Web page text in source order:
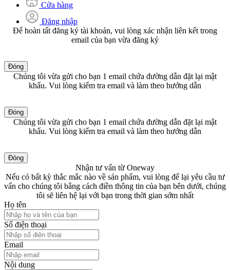
Cửa hàng
Đăng nhập
Để hoàn tất đăng ký tài khoản, vui lòng xác nhận liên kết trong
email của bạn vừa đăng ký
Đóng
Chúng tôi vừa gửi cho bạn 1 email chứa đường dẫn đặt lại mật
khẩu. Vui lòng kiểm tra email và làm theo hướng dẫn
Đóng
Chúng tôi vừa gửi cho bạn 1 email chứa đường dẫn đặt lại mật
khẩu. Vui lòng kiểm tra email và làm theo hướng dẫn
Đóng
Nhận tư vấn từ Oneway
Nếu có bất kỳ thắc mắc nào về sản phẩm, vui lòng để lại yêu cầu tư
vấn cho chúng tôi bằng cách điền thông tin của bạn bên dưới, chúng
tôi sẽ liên hệ lại với bạn trong thời gian sớm nhất
Họ tên
Số điện thoại
Email
Nội dung